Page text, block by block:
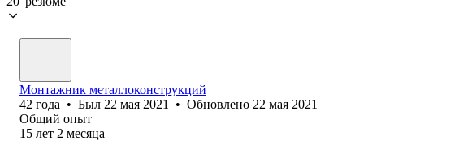
Монтажник металлоконструкций
42 года • Был 22 мая 2021 • Обновлено 22 мая 2021
Общий опыт
15 лет 2 месяца